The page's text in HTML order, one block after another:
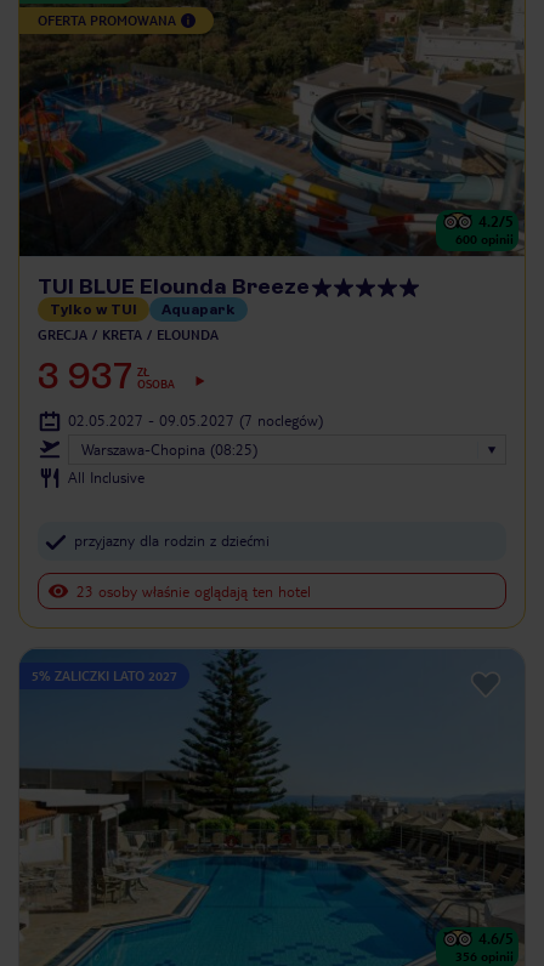
OFERTA PROMOWANA
4.2/5
600 opinii
TUI BLUE Elounda Breeze
Tylko w TUI Aquapark
GRECJA KRETA ELOUNDA
3 937 ZŁ
OSOBA
02.05.2027 - 09.05.2027 (7 noclegów)
Warszawa-Chopina (08:25)
All Inclusive
przyjazny dla rodzin z dziećmi
23 osoby właśnie oglądają ten hotel
5% ZALICZKI LATO 2027
4.6/5
356 opinii